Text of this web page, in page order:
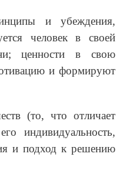
и убеждения,
человек в своей
ценности в свою
и формируют
(то, что отличает
индивидуальность,
и подход к решению